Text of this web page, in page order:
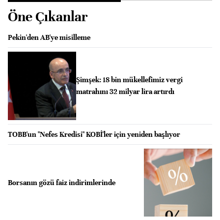
Öne Çıkanlar
Pekin'den AB'ye misilleme
Şimşek: 18 bin mükellefimiz vergi
matrahını 32 milyar lira artırdı
TOBB'un "Nefes Kredisi" KOBİ'ler için yeniden başlıyor
Borsanın gözü faiz indirimlerinde